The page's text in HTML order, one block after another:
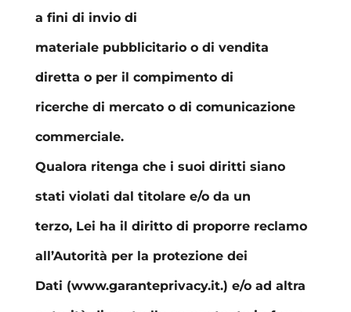
a fini di invio di
materiale pubblicitario o di vendita
diretta o per il compimento di
ricerche di mercato o di comunicazione
commerciale.
Qualora ritenga che i suoi diritti siano
stati violati dal titolare e/o da un
terzo, Lei ha il diritto di proporre reclamo
all’Autorità per la protezione dei
Dati (www.garanteprivacy.it.) e/o ad altra